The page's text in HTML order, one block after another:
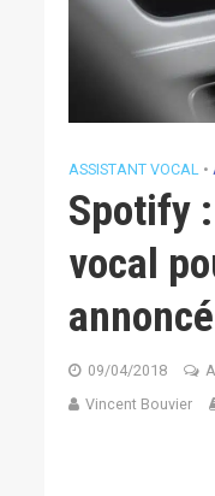
ASSISTANT VOCAL •
Spotify
vocal
09/04/2018
Vincent Bouvier